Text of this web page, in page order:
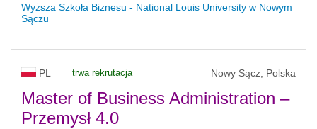
Wyższa Szkoła Biznesu - National Louis University w Nowym
Sączu
PL trwa rekrutacja Nowy Sącz, Polska
Master of Business Administration –
Przemysł 4.0